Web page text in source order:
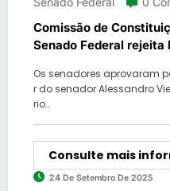
Comissão de
Senado Federal rejeita
parlamentares
Os senadores aprovaram
r do senador Alessandro
rio…
Consulte mais
24 De Setembro De 2025